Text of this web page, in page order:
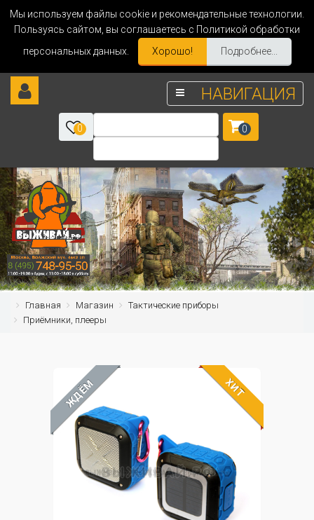
Мы используем файлы cookie и рекомендательные технологии.
Пользуясь сайтом, вы соглашаетесь с Политикой обработки
персональных данных.
Хорошо! Подробнее...
НАВИГАЦИЯ
0 0
Главная Магазин
Тактические приборы
Приёмники, плееры
ЖДЁМ ХИТ